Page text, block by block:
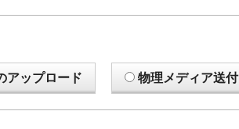
アップロード 物理メディア送付